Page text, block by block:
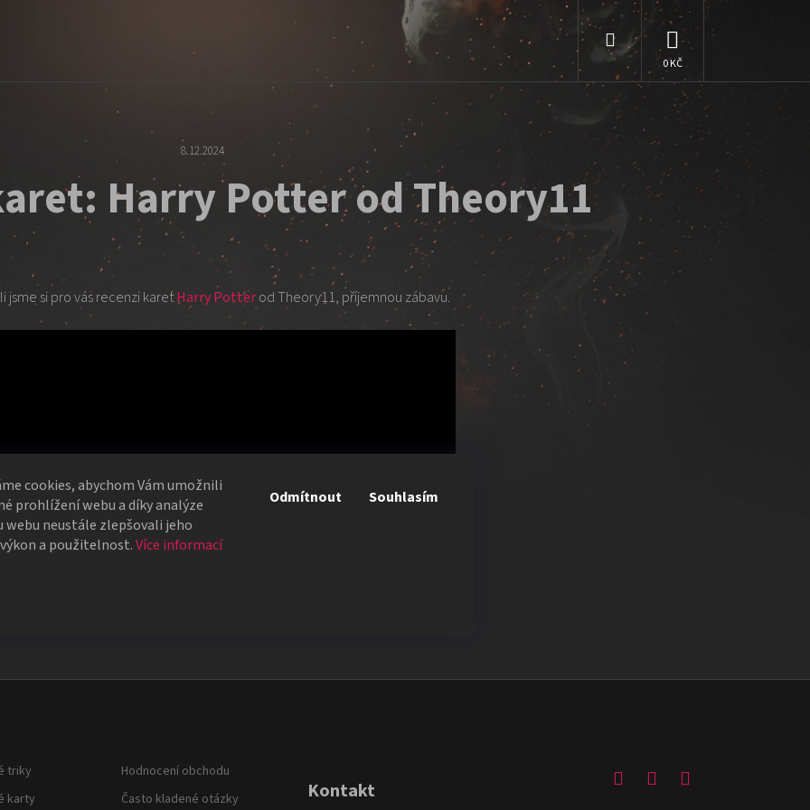
cookies, abychom Vám umožnili
prohlížení webu a díky analýze
webu neustále zlepšovali jeho
a použitelnost.Více informací
Odmítnout Souhlasím
Hledat NÁKUPNÍ
KOŠÍK
Harry Potter od Theory11
8.12.2024
jsme si pro vás recenzi karetHarry Potterod Theory11, příjemnou zábavu.
triky
karty
Hodnocení obchodu
Často kladené otázky
Kontakt